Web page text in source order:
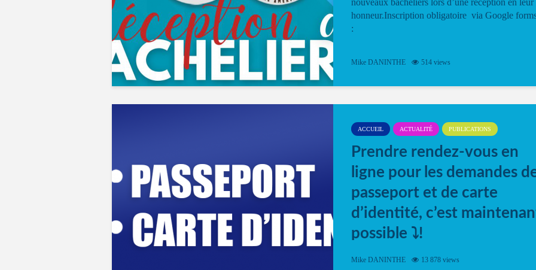
honneur.Inscription obligatoire via Google
:
Mike DANINTHE 514 views
ACCUEIL ACTUALITÉ PUBLICATIONS
Prendre rendez-vous en
ligne pour les demandes
passeport et de carte
d’identité, c’est
possible ⤵️!
Désormais, il est possible de prendre rendez-
Mike DANINTHE 13 878 views